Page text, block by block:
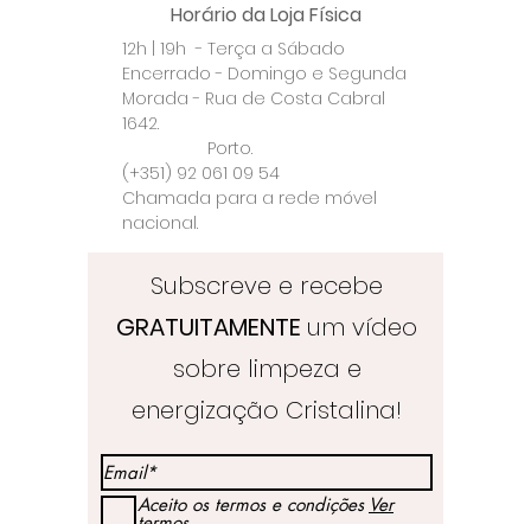
Horário da Loja Física
12h | 19h - Terça a Sábado
Encerrado - Domingo e Segunda
Morada - Rua de Costa Cabral
1642.
Porto.
(+351) 92 061 09 54
Chamada para a rede móvel
nacional.
Subscreve e recebe
GRATUITAMENTE um vídeo
sobre limpeza e
energização Cristalina!
Aceito os termos e condições Ver